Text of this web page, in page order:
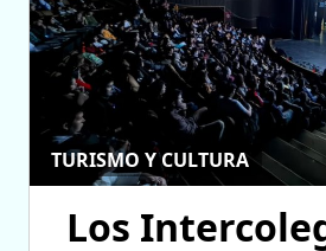
TURISMO Y CULTURA
Los